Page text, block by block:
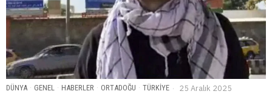
DÜNYA · GENEL · HABERLER · ORTADOĞU · TÜRKIYE 25 Aralık 2025